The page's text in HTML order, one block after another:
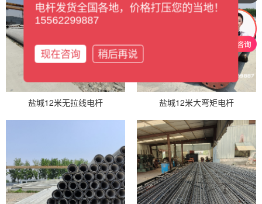
盐城12米无拉线电杆 盐城12米大弯矩电杆
电杆发货全国各地，价格打压您的当地！
15562299887
现在咨询 稍后再说